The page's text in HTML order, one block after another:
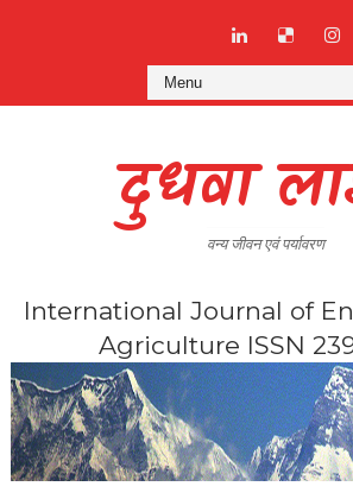
दुधवा
वन्य जीवन एवं पर्यावरण
International Journal of
Agriculture ISSN